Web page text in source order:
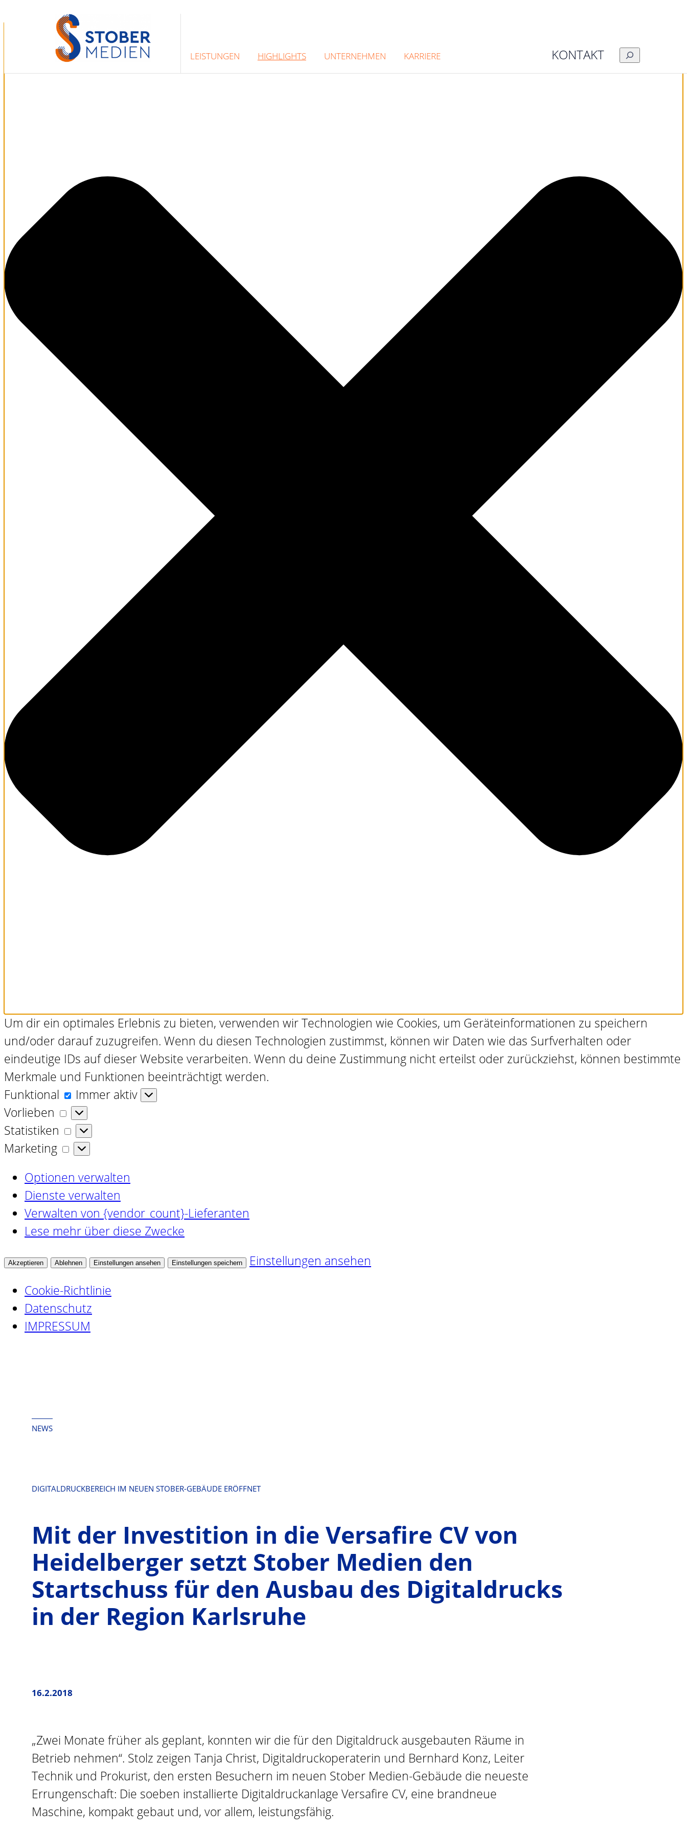
Zustimmung verwalten
Um dir ein optimales Erlebnis zu bieten, verwenden wir Technologien wie Cookies, um Geräteinformationen zu speichern
und/oder darauf zuzugreifen. Wenn du diesen Technologien zustimmst, können wir Daten wie das Surfverhalten oder
eindeutige IDs auf dieser Website verarbeiten. Wenn du deine Zustimmung nicht erteilst oder zurückziehst, können bestimmte
Merkmale und Funktionen beeinträchtigt werden.
Funktional
Funktional
Immer aktiv
Vorlieben
Vorlieben
Statistiken
Statistiken
Marketing
Marketing
Optionen verwalten
Dienste verwalten
Verwalten von {vendor_count}-Lieferanten
Lese mehr über diese Zwecke
Akzeptieren Ablehnen Einstellungen ansehen Einstellungen speichern
Einstellungen ansehen
Cookie-Richtlinie
Datenschutz
IMPRESSUM
LEISTUNGEN HIGHLIGHTS UNTERNEHMEN KARRIERE KONTAKT SUCHEN
NEWS
DIGITALDRUCKBEREICH IM NEUEN STOBER-GEBÄUDE ERÖFFNET
Mit der Investition in die Versafire CV von
Heidelberger setzt Stober Medien den
Startschuss für den Ausbau des Digitaldrucks
in der Region Karlsruhe
16.2.2018
„Zwei Monate früher als geplant, konnten wir die für den Digitaldruck ausgebauten Räume in
Betrieb nehmen“. Stolz zeigen Tanja Christ, Digitaldruckoperaterin und Bernhard Konz, Leiter
Technik und Prokurist, den ersten Besuchern im neuen Stober Medien-Gebäude die neueste
Errungenschaft: Die soeben installierte Digitaldruckanlage Versafire CV, eine brandneue
Maschine, kompakt gebaut und, vor allem, leistungsfähig.